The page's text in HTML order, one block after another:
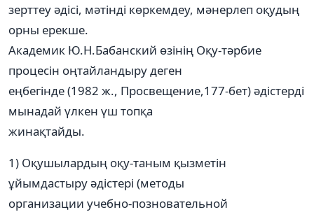
зерттеу әдісі, мәтінді көркемдеу, мәнерлеп оқудың
орны ерекше.
Академик Ю.Н.Бабанский өзінің Оқу-тәрбие
процесін оңтайландыру деген
еңбегінде (1982 ж., Просвещение,177-бет) әдістерді
мынадай үлкен үш топқа
жинақтайды.
1) Оқушылардың оқу-таным қызметін
ұйымдастыру әдістері (методы
организации учебно-позновательной